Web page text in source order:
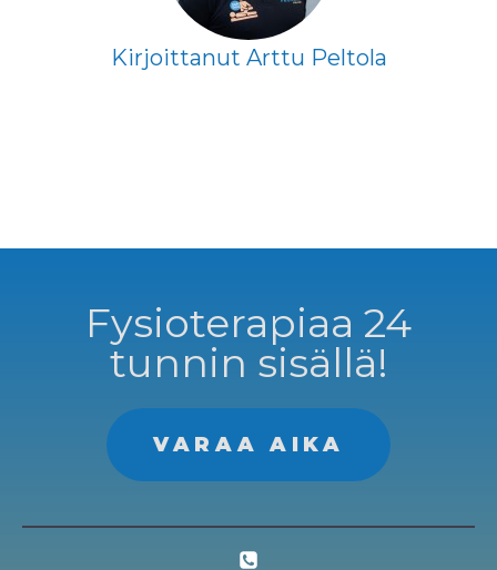
Kirjoittanut Arttu Peltola
Fysioterapiaa 24
tunnin sisällä!
VARAA AIKA